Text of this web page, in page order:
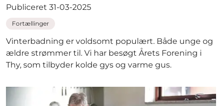
Publiceret 31-03-2025
Fortællinger
Vinterbadning er voldsomt populært. Både unge og
ældre strømmer til. Vi har besøgt Årets Forening i
Thy, som tilbyder kolde gys og varme gus.